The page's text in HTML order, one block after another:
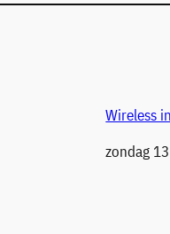
Wireless
Datum
zondag